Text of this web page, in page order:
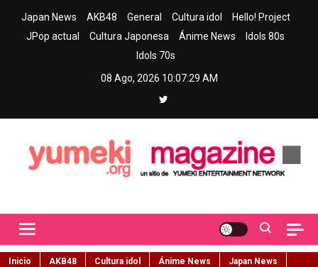
Japan News AKB48 General Cultura idol
Hello! Project
JPop actual
Cultura Japonesa Ánime News
Idols 80s
Idols 70s
08 Ago, 2026 10:07:30 AM
Inicio AKB48 Cultura idol Ánime News
Japan News